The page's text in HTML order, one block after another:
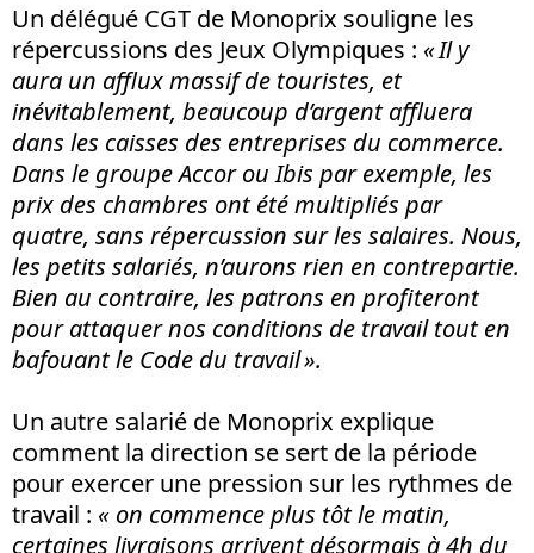
Un délégué CGT de Monoprix souligne les
répercussions des Jeux Olympiques : « Il y
aura un afflux massif de touristes, et
inévitablement, beaucoup d’argent affluera
dans les caisses des entreprises du commerce.
Dans le groupe Accor ou Ibis par exemple, les
prix des chambres ont été multipliés par
quatre, sans répercussion sur les salaires. Nous,
les petits salariés, n’aurons rien en contrepartie.
Bien au contraire, les patrons en profiteront
pour attaquer nos conditions de travail tout en
bafouant le Code du travail ».
Un autre salarié de Monoprix explique
comment la direction se sert de la période
pour exercer une pression sur les rythmes de
travail : « on commence plus tôt le matin,
certaines livraisons arrivent désormais à 4h du